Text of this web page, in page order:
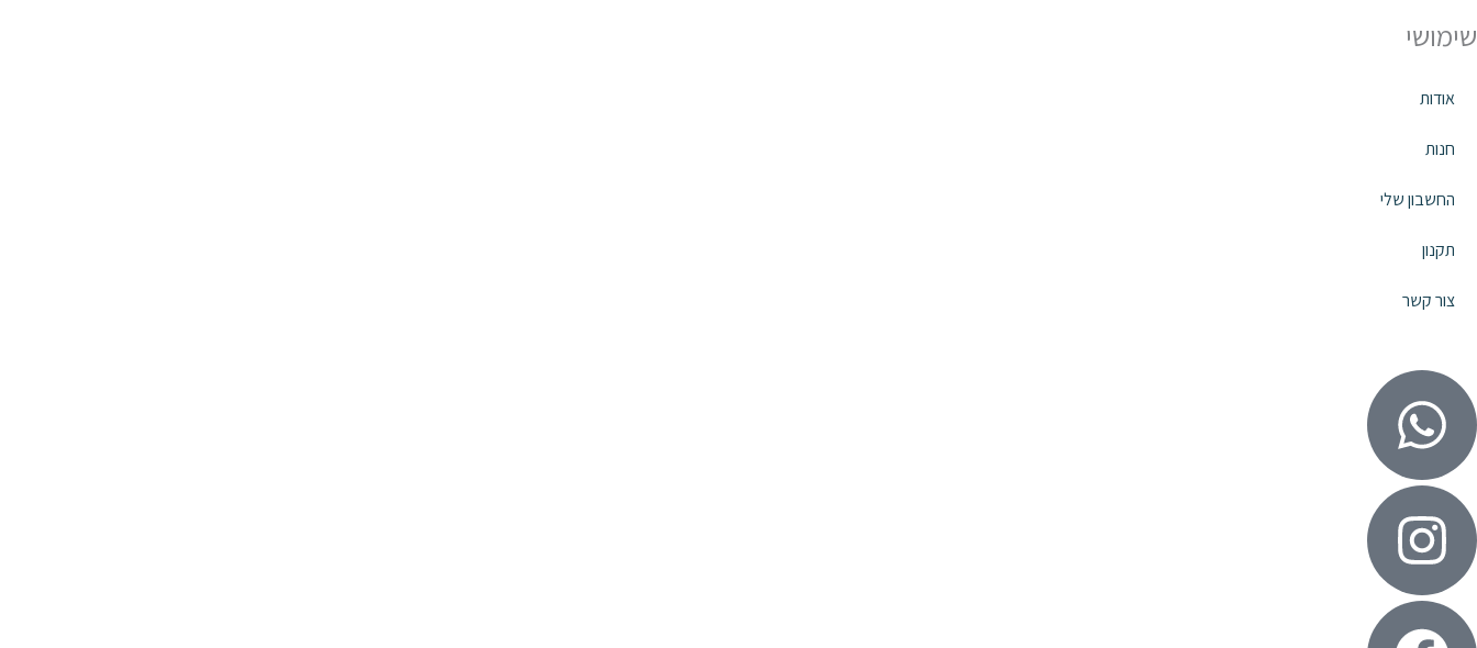
שימושי
אודות
חנות
החשבון שלי
תקנון
צור קשר